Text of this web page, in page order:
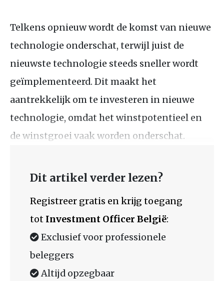
Telkens opnieuw wordt de komst van nieuwe
technologie onderschat, terwijl juist de
nieuwste technologie steeds sneller wordt
geïmplementeerd. Dit maakt het
aantrekkelijk om te investeren in nieuwe
technologie, omdat het winstpotentieel en
de winstgroei vaak worden onderschat.
Dit artikel verder lezen?
Registreer gratis en krijg toegang
tot Investment Officer België:
Exclusief voor professionele
beleggers
Altijd opzegbaar